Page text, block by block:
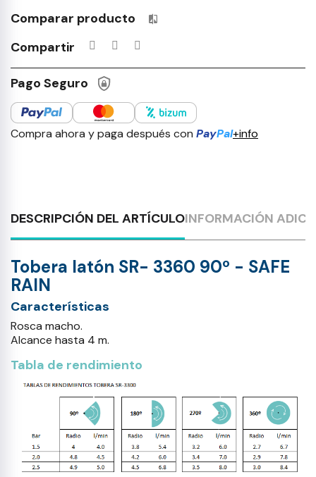
Comparar producto Productos incluidos en tu lista
Compartir
Pago Seguro
Compra ahora y paga después con PayPal+info
DESCRIPCIÓN DEL ARTÍCULOINFORMACIÓN
Tobera latón SR- 3360 90º - SAFE
RAIN
Características
Rosca macho.
Alcance hasta 4 m.
Tabla de rendimiento